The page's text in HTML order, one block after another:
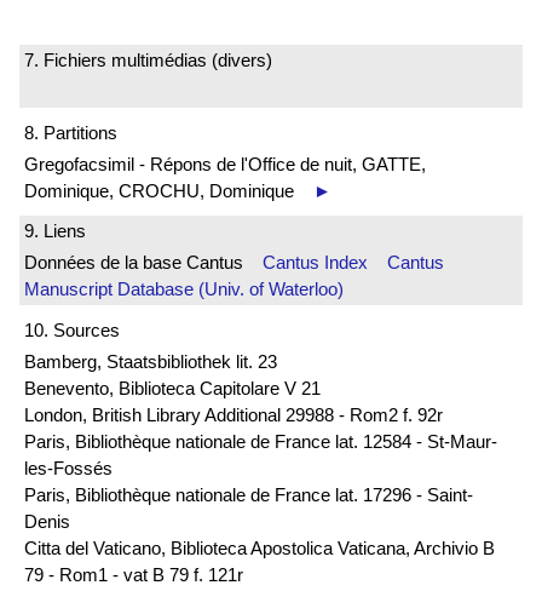
7. Fichiers multimédias (divers)
8. Partitions
Gregofacsimil - Répons de l'Office de nuit, GATTE,
Dominique, CROCHU, Dominique
►
9. Liens
Données de la base Cantus Cantus Index
Cantus
Manuscript Database (Univ. of Waterloo)
10. Sources
Bamberg, Staatsbibliothek lit. 23
Benevento, Biblioteca Capitolare V 21
London, British Library Additional 29988 - Rom2 f. 92r
Paris, Bibliothèque nationale de France lat. 12584 - St-Maur-
les-Fossés
Paris, Bibliothèque nationale de France lat. 17296 - Saint-
Denis
Citta del Vaticano, Biblioteca Apostolica Vaticana, Archivio B
79 - Rom1 - vat B 79 f. 121r